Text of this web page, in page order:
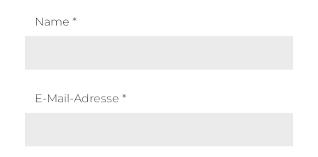
Name *
E-Mail-Adresse *